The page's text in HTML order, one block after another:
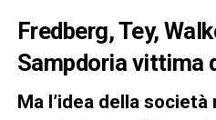
Fredberg, Tey,
Sampdoria vittima
Ma l’idea della